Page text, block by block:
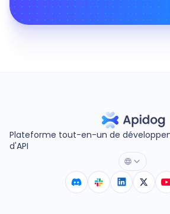
Plateforme tout-en-un de
d'API